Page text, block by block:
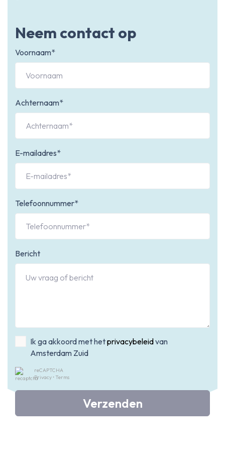
Neem contact op
Voornaam*
Achternaam*
E-mailadres*
Telefoonnummer*
Bericht
Ik ga akkoord met hetprivacybeleidvan
Amsterdam Zuid
reCAPTCHA
Privacy • Terms
Verzenden